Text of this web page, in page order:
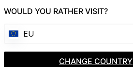
WOULD YOU RATHER VISIT?
EU
CHANGE COUNTRY